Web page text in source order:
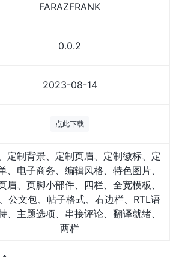
FARAZFRANK
0.0.2
2023-08-14
点此下载
定制背景、定制页眉、定制徽标、定
、电子商务、编辑风格、特色图片、
眉、页脚小部件、四栏、全宽模板、
公文包、帖子格式、右边栏、RTL语
、主题选项、串接评论、翻译就绪、
两栏